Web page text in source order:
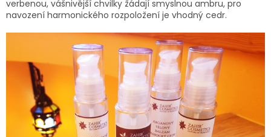
verbenou, vášnivější chvilky žádají smyslnou ambru, pro
navození harmonického rozpoložení je vhodný cedr.